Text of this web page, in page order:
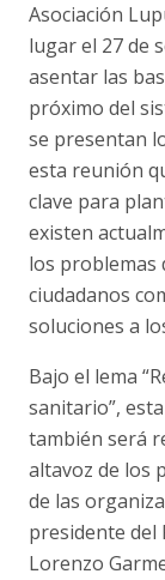
Asociación
lugar el 27 de
asentar las
próximo del
se presentan
esta reunión
clave para
existen
los problemas
ciudadanos
soluciones a
Bajo el lema
sanitario”,
también será
altavoz de los
de las
presidente del
Lorenzo